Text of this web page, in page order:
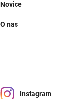
Novice
O nas
Instagram